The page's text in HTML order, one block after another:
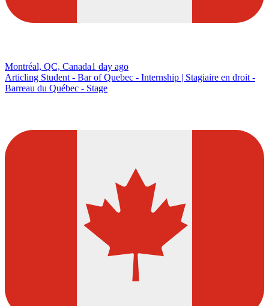
Montréal, QC, Canada1 day ago
Articling Student - Bar of Quebec - Internship | Stagiaire en droit -
Barreau du Québec - Stage